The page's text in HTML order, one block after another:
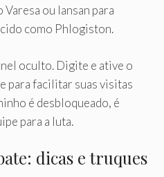
ou Iansan para
como Phlogiston.
oculto. Digite e ative o
para facilitar suas visitas
é desbloqueado, é
para a luta.
dicas e truques